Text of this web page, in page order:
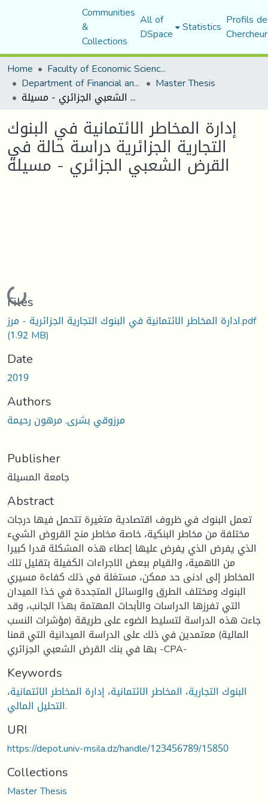
Communities
&
Collections
All of
DSpace Statistics Profils
Home
Faculty of Economic Sciences, Commerce and Management Sciences
Department of Financial and Accounting Sciences Master Thesis
إدارة المخاطر الائتمانية في البنوك التجارية الجزائرية دراسة حالة في القرض الشعبي الجزائري - مسيلة
إدارة المخاطر الائتمانية في البنوك
التجارية الجزائرية دراسة حالة في
القرض الشعبي الجزائري - مسيلة
Loading...
Files
ادارة المخاطر الائتمانية في البنوك التجارية الجزائرية - مرز.pdf
(1.92 MB)
Date
2019
Authors
مرزوقي بشرى, مرهون رحيمة
Publisher
جامعة المسيلة
Abstract
تعمل البنوك في ظروف اقتصادية متغيرة تتحمل فيها درجات
مختلفة من مخاطر البنكية، خاصة مخاطر منح القروض الشيء
الذي يفرض الذي يفرض عليها إعطاء هذه المشكلة قدرا كبيرا
من الاهمية، والقيام ببعض الاجراءات الكفيلة بتقليل تلك
المخاطر إلى ادنى حد ممكن، مستغلة في ذلك كفاءة مسيري
البنوك ومختلف الطرق والوسائل المتجددة في خذا الميدان
التي تفرزها الدراسات والأبحاث المهتمة بهذا الجانب، وقد
جاءت هذه الدراسة لتسليط الضوء على طريقة (مؤشرات النسب
المالية) معتمدين في ذلك على الدراسة الميدانية التي قمنا
بها في بنك القرض الشعبي الجزائري -CPA-
Keywords
البنوك التجارية، المخاطر الائتمانية، إدارة المخاطر الائتمانية،
التحليل المالي.
URI
https://depot.univ-msila.dz/handle/123456789/15850
Collections
Master Thesis